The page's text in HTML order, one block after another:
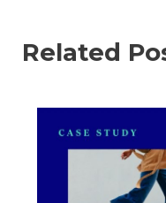
Related